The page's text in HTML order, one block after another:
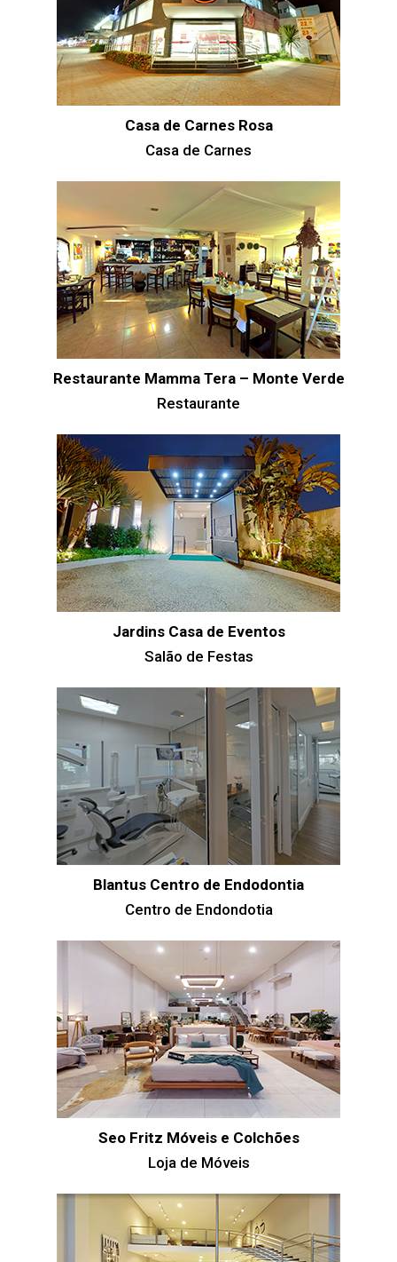
Casa de Carnes Rosa
Casa de Carnes
Restaurante Mamma Tera – Monte Verde
Restaurante
Jardins Casa de Eventos
Salão de Festas
Blantus Centro de Endodontia
Centro de Endondotia
Seo Fritz Móveis e Colchões
Loja de Móveis